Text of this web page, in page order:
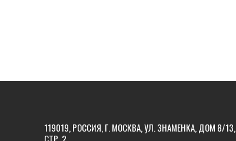
119019, РОССИЯ, Г. МОСКВА, УЛ. ЗНАМЕНКА, ДОМ 8/13,